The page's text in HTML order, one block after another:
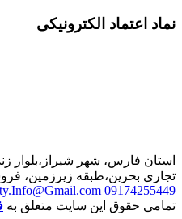
الکترونیکی
شهر شیراز،بلوار زند،نبش
زیرزمین، فروشگاه
این سایت متعلق به فروشگاه